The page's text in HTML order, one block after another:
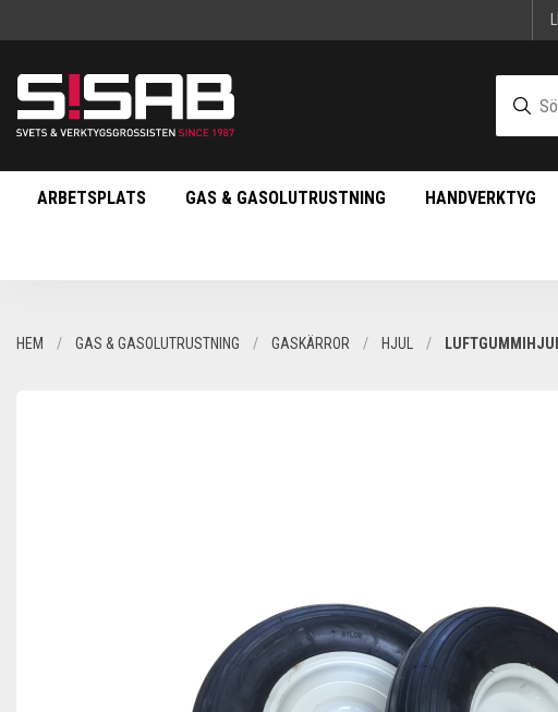
ARBETSPLATS GAS & GASOLUTRUSTNING HANDVERKTYG
HEM GAS & GASOLUTRUSTNING GASKÄRROR HJUL